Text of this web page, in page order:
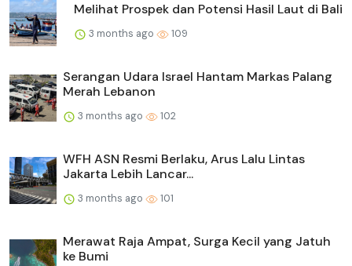
Melihat Prospek dan Potensi Hasil Laut di Bali
3 months ago 109
Serangan Udara Israel Hantam Markas Palang
Merah Lebanon
3 months ago 102
WFH ASN Resmi Berlaku, Arus Lalu Lintas
Jakarta Lebih Lancar...
3 months ago 101
Merawat Raja Ampat, Surga Kecil yang Jatuh
ke Bumi